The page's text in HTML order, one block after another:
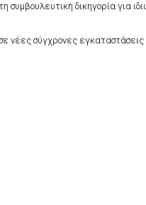
δικηγορία για
σύγχρονες εγκαταστάσεις